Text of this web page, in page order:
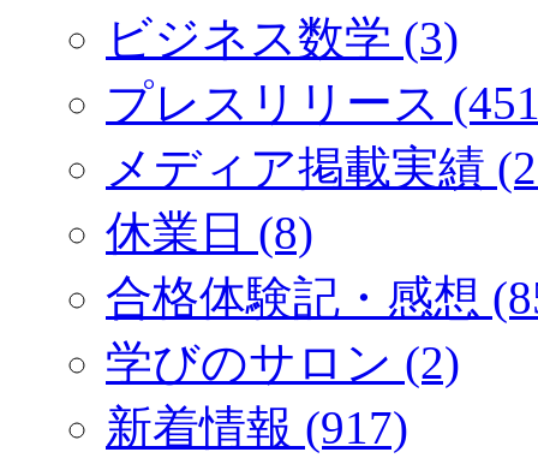
ビジネス数学 (3)
プレスリリース
メディア掲載実績
休業日 (8)
合格体験記・感想
学びのサロン (2)
新着情報 (917)